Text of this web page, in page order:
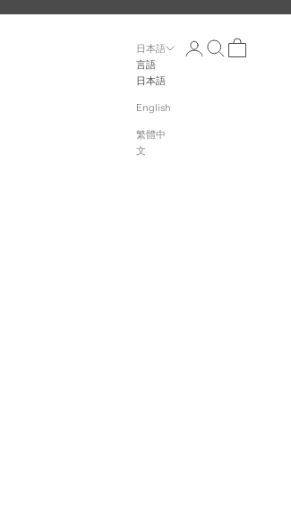
日本語
言語
日本語
English
繁體中
文
検索 CART